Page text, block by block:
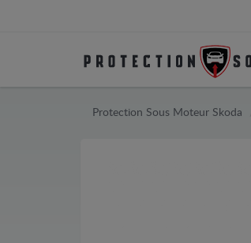
Protection Sous Moteur Skoda